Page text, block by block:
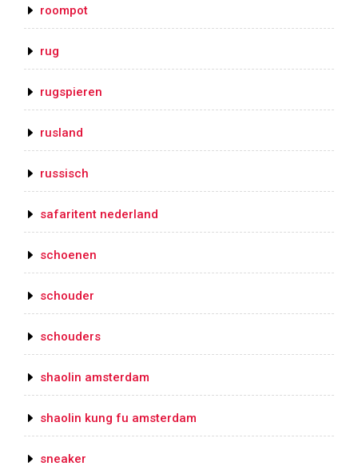
roompot
rug
rugspieren
rusland
russisch
safaritent nederland
schoenen
schouder
schouders
shaolin amsterdam
shaolin kung fu amsterdam
sneaker